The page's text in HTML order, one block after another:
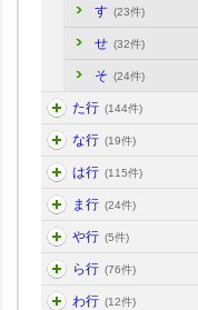
す (23件)
せ (32件)
そ (24件)
た行 (144件)
な行 (19件)
は行 (115件)
ま行 (24件)
や行 (5件)
ら行 (76件)
わ行 (12件)